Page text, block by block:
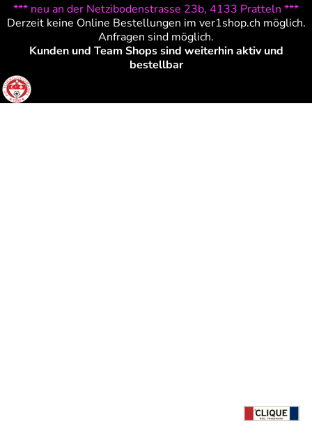
*** neu an der Netzibodenstrasse 23b, 4133 Pratteln ***
Derzeit keine Online Bestellungen im ver1shop.ch möglich.
Anfragen sind möglich.
Kunden und Team Shops sind weiterhin aktiv und
bestellbar